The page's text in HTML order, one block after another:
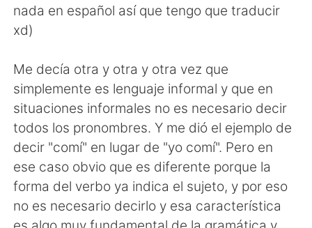
nada en español así que tengo que traducir
xd)
Me decía otra y otra y otra vez que
simplemente es lenguaje informal y que en
situaciones informales no es necesario decir
todos los pronombres. Y me dió el ejemplo de
decir "comí" en lugar de "yo comí". Pero en
ese caso obvio que es diferente porque la
forma del verbo ya indica el sujeto, y por eso
no es necesario decirlo y esa característica